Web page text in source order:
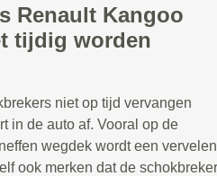
Renault Kangoo
tijdig worden
niet op tijd vervangen
in de auto af. Vooral op de
wegdek wordt een
ook merken dat de